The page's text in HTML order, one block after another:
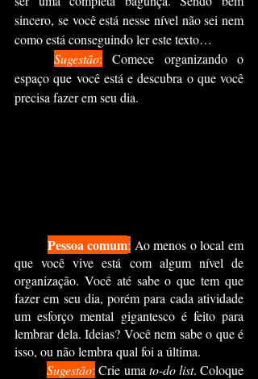
sincero, se você está nesse nível não sei nem
como está conseguindo ler este texto…
Sugestão: Comece organizando o
espaço que você está e descubra o que você
precisa fazer em seu dia.
Pessoa comum: Ao menos o local em
que você vive está com algum nível de
organização. Você até sabe o que tem que
fazer em seu dia, porém para cada atividade
um esforço mental gigantesco é feito para
lembrar dela. Ideias? Você nem sabe o que é
isso, ou não lembra qual foi a última.
Sugestão: Crie uma to-do list. Coloque